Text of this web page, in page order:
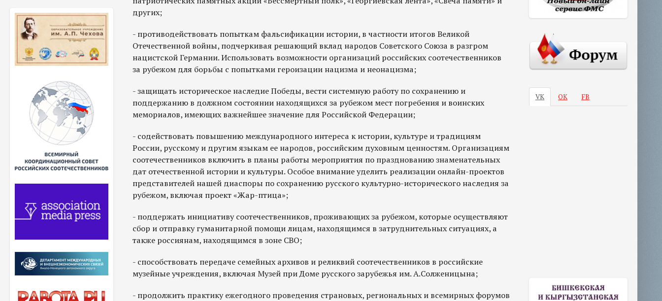
других;
- противодействовать попыткам фальсификации истории, в частности итогов Великой
Отечественной войны, подчеркивая решающий вклад народов Советского Союза в разгром
нацистской Германии. Использовать возможности организаций российских соотечественников
за рубежом для борьбы с попытками героизации нацизма и неонацизма;
- защищать историческое наследие Победы, вести системную работу по сохранению и
поддержанию в должном состоянии находящихся за рубежом мест погребения и воинских
мемориалов, имеющих важнейшее значение для Российской Федерации;
- содействовать повышению международного интереса к истории, культуре и традициям
России, русскому и другим языкам ее народов, российским духовным ценностям. Организациям
соотечественников включить в планы работы мероприятия по празднованию знаменательных
дат отечественной истории и культуры. Особое внимание уделить реализации онлайн-проектов
представителей нашей диаспоры по сохранению русского культурно-исторического наследия за
рубежом, включая проект «Жар-птица»;
- поддержать инициативу соотечественников, проживающих за рубежом, которые осуществляют
сбор и отправку гуманитарной помощи лицам, находящимся в затруднительных ситуациях, а
также россиянам, находящимся в зоне СВО;
- способствовать передаче семейных архивов и реликвий соотечественников в российские
музейные учреждения, включая Музей при Доме русского зарубежья им. А.Солженицына;
- продолжить практику ежегодного проведения страновых, региональных и всемирных форумов
VK ОК FB